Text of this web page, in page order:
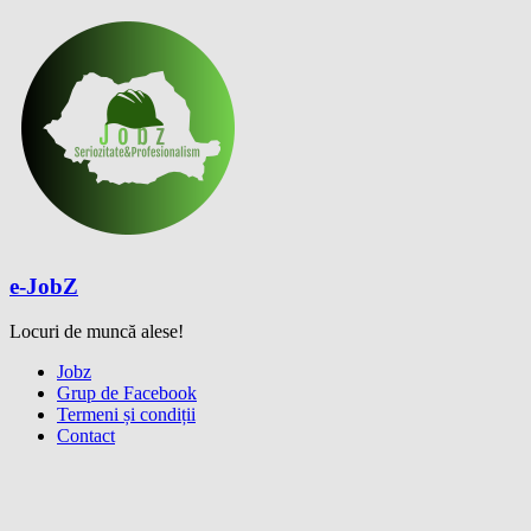
content
e-JobZ
Locuri de muncă alese!
Meniu Jobz
Grup de Facebook
Termeni și condiții
Contact